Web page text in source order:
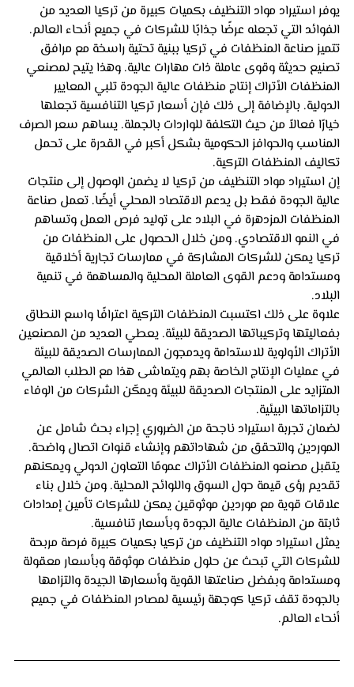
يوفر استيراد مواد التنظيف بكميات كبيرة من تركيا العديد من
الفوائد التي تجعله عرضًا جذابًا للشركات في جميع أنحاء العالم.
تتميز صناعة المنظفات في تركيا ببنية تحتية راسخة مع مرافق
تصنيع حديثة وقوى عاملة ذات مهارات عالية. وهذا يتيح لمصنعي
المنظفات الأتراك إنتاج منظفات عالية الجودة تلبي المعايير
الدولية. بالإضافة إلى ذلك فإن أسعار تركيا التنافسية تجعلها
خيارًا فعالاً من حيث التكلفة للواردات بالجملة. يساهم سعر الصرف
المناسب والحوافز الحكومية بشكل أكبر في القدرة على تحمل
تكاليف المنظفات التركية.
إن استيراد مواد التنظيف من تركيا لا يضمن الوصول إلى منتجات
عالية الجودة فقط بل يدعم الاقتصاد المحلي أيضًا. تعمل صناعة
المنظفات المزدهرة في البلاد على توليد فرص العمل وتساهم
في النمو الاقتصادي. ومن خلال الحصول على المنظفات من
تركيا يمكن للشركات المشاركة في ممارسات تجارية أخلاقية
ومستدامة ودعم القوى العاملة المحلية والمساهمة في تنمية
البلاد.
علاوة على ذلك اكتسبت المنظفات التركية اعترافًا واسع النطاق
بفعاليتها وتركيباتها الصديقة للبيئة. يعطي العديد من المصنعين
الأتراك الأولوية للاستدامة ويدمجون الممارسات الصديقة للبيئة
في عمليات الإنتاج الخاصة بهم ويتماشى هذا مع الطلب العالمي
المتزايد على المنتجات الصديقة للبيئة ويمكّن الشركات من الوفاء
بالتزاماتها البيئية.
لضمان تجربة استيراد ناجحة من الضروري إجراء بحث شامل عن
الموردين والتحقق من شهاداتهم وإنشاء قنوات اتصال واضحة.
يتقبل مصنعو المنظفات الأتراك عمومًا التعاون الدولي ويمكنهم
تقديم رؤى قيمة حول السوق واللوائح المحلية. ومن خلال بناء
علاقات قوية مع موردين موثوقين يمكن للشركات تأمين إمدادات
ثابتة من المنظفات عالية الجودة وبأسعار تنافسية.
يمثل استيراد مواد التنظيف من تركيا بكميات كبيرة فرصة مربحة
للشركات التي تبحث عن حلول منظفات موثوقة وبأسعار معقولة
ومستدامة وبفضل صناعتها القوية وأسعارها الجيدة والتزامها
بالجودة تقف تركيا كوجهة رئيسية لمصادر المنظفات في جميع
أنحاء العالم.